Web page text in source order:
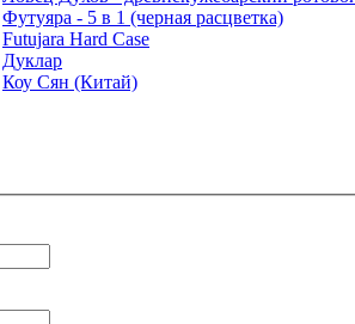
Футуяра - 5 в 1 (черная расцветка)
Futujara Hard Case
Дуклар
Коу Сян (Китай)